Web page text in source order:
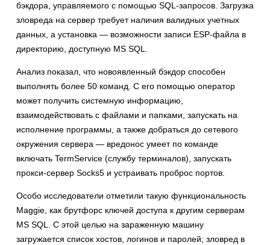
бэкдора, управляемого с помощью SQL-запросов. Загрузка
зловреда на сервер требует наличия валидных учетных
данных, а установка — возможности записи ESP-файла в
директорию, доступную MS SQL.
Анализ показал, что новоявленный бэкдор способен
выполнять более 50 команд. С его помощью оператор
может получить системную информацию,
взаимодействовать с файлами и папками, запускать на
исполнение программы, а также добраться до сетевого
окружения сервера — вредонос умеет по команде
включать TermService (службу терминалов), запускать
прокси-сервер Socks5 и устраивать проброс портов.
Особо исследователи отметили такую функциональность
Maggie, как брутфорс ключей доступа к другим серверам
MS SQL. С этой целью на зараженную машину
загружается список хостов, логинов и паролей; зловред в